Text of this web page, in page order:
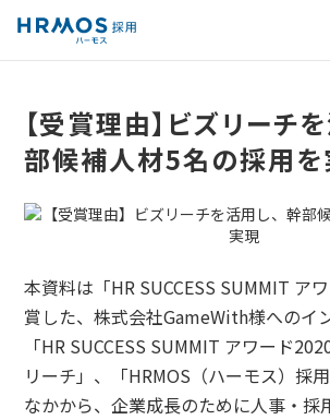
【受賞理由】ビズリーチ
部候補人材5名の採用を
本資料は「HR SUCCESS SUMMIT ア
賞した、株式会社GameWith様へのイ
「HR SUCCESS SUMMIT アワード
リーチ」、「HRMOS（ハーモス）採
なかから、企業成長のために人事・採